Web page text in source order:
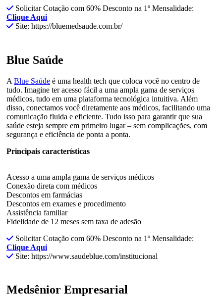
Solicitar Cotação com 60% Desconto na 1º Mensalidade:
Clique Aqui
Site: https://bluemedsaude.com.br/
Blue Saúde
A Blue Saúde é uma health tech que coloca você no centro de
tudo. Imagine ter acesso fácil a uma ampla gama de serviços
médicos, tudo em uma plataforma tecnológica intuitiva. Além
disso, conectamos você diretamente aos médicos, facilitando uma
comunicação fluida e eficiente. Tudo isso para garantir que sua
saúde esteja sempre em primeiro lugar – sem complicações, com
segurança e eficiência de ponta a ponta.
Principais características
Acesso a uma ampla gama de serviços médicos
Conexão direta com médicos
Descontos em farmácias
Descontos em exames e procedimento
Assistência familiar
Fidelidade de 12 meses sem taxa de adesão
Solicitar Cotação com 60% Desconto na 1º Mensalidade:
Clique Aqui
Site: https://www.saudeblue.com/institucional
Medsênior Empresarial